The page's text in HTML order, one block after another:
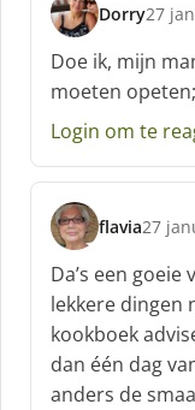
Dorry
s
c
h
r
e
f
27
Doe ik, mijn
moeten
Login om te
flavia
s
c
h
r
e
e
f
27
Da’s een
lekkere dingen
kookboek
dan één dag
anders de